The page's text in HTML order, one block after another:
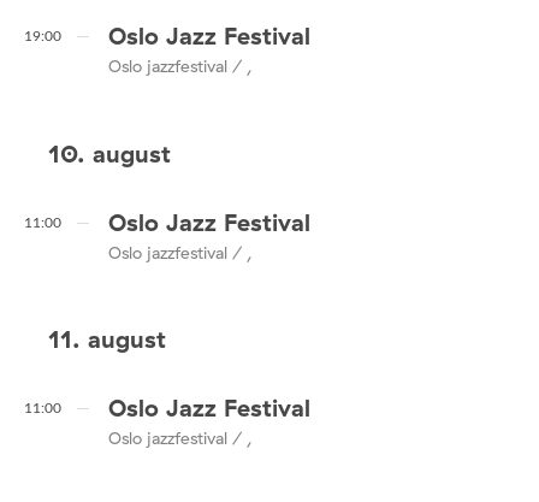
19:00 Oslo Jazz Festival
Oslo jazzfestival / ,
10. august
11:00 Oslo Jazz Festival
Oslo jazzfestival / ,
11. august
11:00 Oslo Jazz Festival
Oslo jazzfestival / ,